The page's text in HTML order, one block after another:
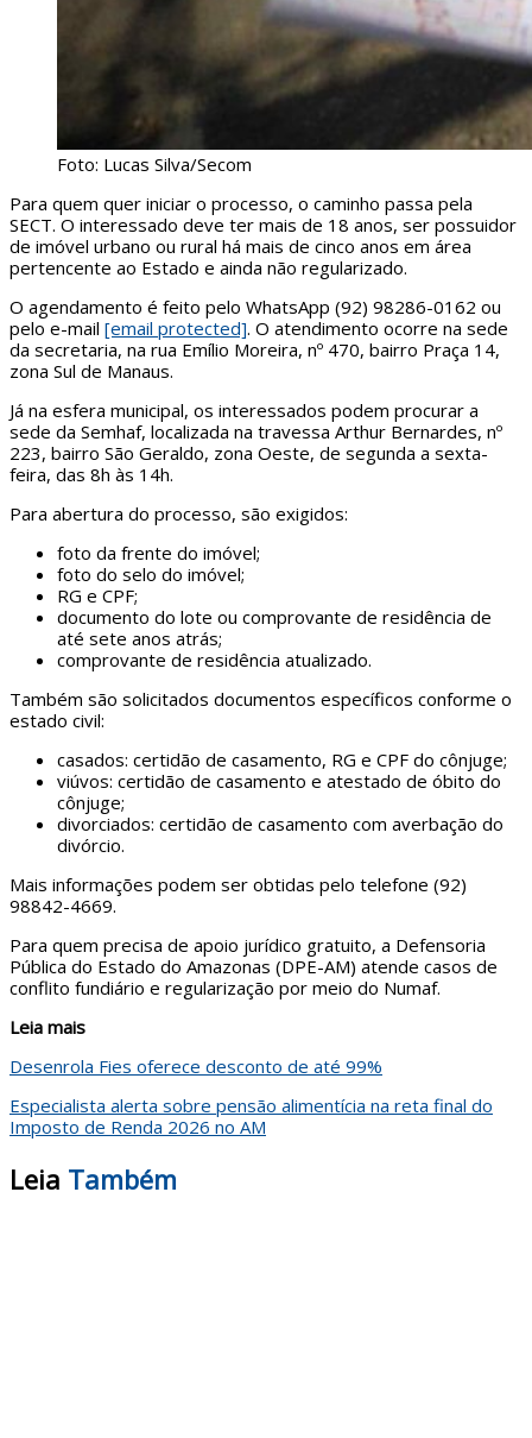
Foto: Lucas Silva/Secom
Para quem quer iniciar o processo, o caminho passa pela
SECT. O interessado deve ter mais de 18 anos, ser possuidor
de imóvel urbano ou rural há mais de cinco anos em área
pertencente ao Estado e ainda não regularizado.
O agendamento é feito pelo WhatsApp (92) 98286-0162 ou
pelo e-mail [email protected]. O atendimento ocorre na sede
da secretaria, na rua Emílio Moreira, nº 470, bairro Praça 14,
zona Sul de Manaus.
Já na esfera municipal, os interessados podem procurar a
sede da Semhaf, localizada na travessa Arthur Bernardes, nº
223, bairro São Geraldo, zona Oeste, de segunda a sexta-
feira, das 8h às 14h.
Para abertura do processo, são exigidos:
foto da frente do imóvel;
foto do selo do imóvel;
RG e CPF;
documento do lote ou comprovante de residência de
até sete anos atrás;
comprovante de residência atualizado.
Também são solicitados documentos específicos conforme o
estado civil:
casados: certidão de casamento, RG e CPF do cônjuge;
viúvos: certidão de casamento e atestado de óbito do
cônjuge;
divorciados: certidão de casamento com averbação do
divórcio.
Mais informações podem ser obtidas pelo telefone (92)
98842-4669.
Para quem precisa de apoio jurídico gratuito, a Defensoria
Pública do Estado do Amazonas (DPE-AM) atende casos de
conflito fundiário e regularização por meio do Numaf.
Leia mais
Desenrola Fies oferece desconto de até 99%
Especialista alerta sobre pensão alimentícia na reta final do
Imposto de Renda 2026 no AM
Leia Também